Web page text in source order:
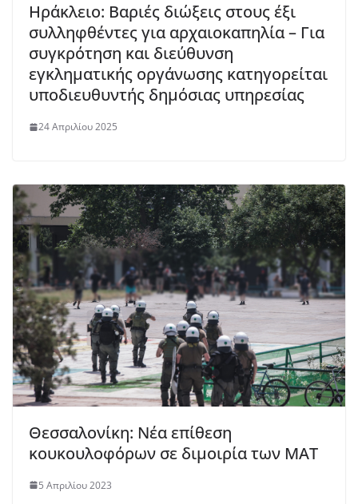
Ηράκλειο: Βαριές διώξεις στους έξι
συλληφθέντες για αρχαιοκαπηλία – Για
συγκρότηση και διεύθυνση
εγκληματικής οργάνωσης κατηγορείται
υποδιευθυντής δημόσιας υπηρεσίας
24 Απριλίου 2025
Θεσσαλονίκη: Νέα επίθεση
κουκουλοφόρων σε διμοιρία των ΜΑΤ
5 Απριλίου 2023